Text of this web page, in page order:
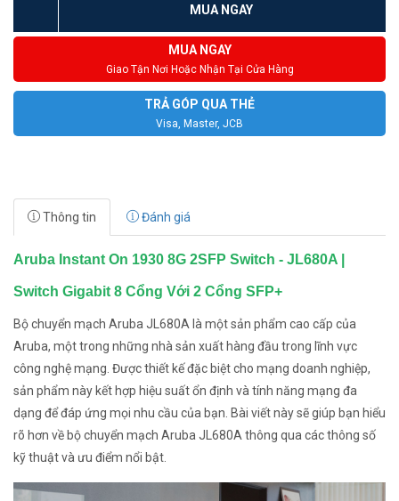
MUA NGAY
MUA NGAY
Giao Tận Nơi Hoặc Nhận Tại Cửa Hàng
TRẢ GÓP QUA THẺ
Visa, Master, JCB
Thông tin Đánh giá
Aruba Instant On 1930 8G 2SFP Switch - JL680A |
Switch Gigabit 8 Cổng Với 2 Cổng SFP+
Bộ chuyển mạch Aruba JL680A là một sản phẩm cao cấp của
Aruba, một trong những nhà sản xuất hàng đầu trong lĩnh vực
công nghệ mạng. Được thiết kế đặc biệt cho mạng doanh nghiệp,
sản phẩm này kết hợp hiệu suất ổn định và tính năng mạng đa
dạng để đáp ứng mọi nhu cầu của bạn. Bài viết này sẽ giúp bạn hiểu
rõ hơn về bộ chuyển mạch Aruba JL680A thông qua các thông số
kỹ thuật và ưu điểm nổi bật.